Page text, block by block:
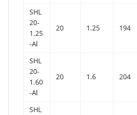
SHL
20-
1.25
-AⅠ
20 1.25 194
SHL
20-
1.60
-AⅠ
20 1.6 204
SHL